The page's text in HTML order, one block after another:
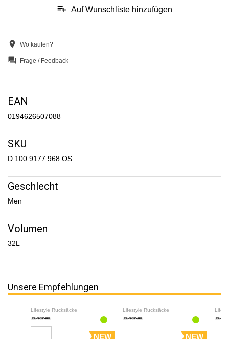
playlist_add Auf Wunschliste hinzufügen
location_on Wo kaufen?
question_answer Frage / Feedback
EAN
0194626507088
SKU
D.100.9177.968.OS
Geschlecht
Men
Volumen
32L
Unsere Empfehlungen
Lifestyle Rucksäcke
NEW
Lifestyle Rucksäcke
NEW